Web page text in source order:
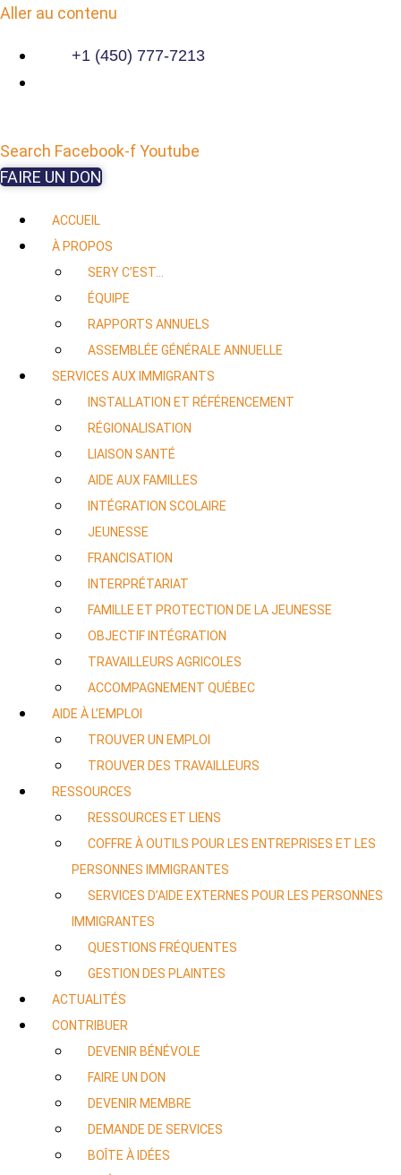
Aller au contenu
+1 (450) 777-7213
Search Facebook-fYoutube
FAIRE UN DON
ACCUEIL
À PROPOS
SERY C’EST…
ÉQUIPE
RAPPORTS ANNUELS
ASSEMBLÉE GÉNÉRALE ANNUELLE
SERVICES AUX IMMIGRANTS
INSTALLATION ET RÉFÉRENCEMENT
RÉGIONALISATION
LIAISON SANTÉ
AIDE AUX FAMILLES
INTÉGRATION SCOLAIRE
JEUNESSE
FRANCISATION
INTERPRÉTARIAT
FAMILLE ET PROTECTION DE LA JEUNESSE
OBJECTIF INTÉGRATION
TRAVAILLEURS AGRICOLES
ACCOMPAGNEMENT QUÉBEC
AIDE À L’EMPLOI
TROUVER UN EMPLOI
TROUVER DES TRAVAILLEURS
RESSOURCES
RESSOURCES ET LIENS
COFFRE À OUTILS POUR LES ENTREPRISES ET LES
PERSONNES IMMIGRANTES
SERVICES D’AIDE EXTERNES POUR LES PERSONNES
IMMIGRANTES
QUESTIONS FRÉQUENTES
GESTION DES PLAINTES
ACTUALITÉS
CONTRIBUER
DEVENIR BÉNÉVOLE
FAIRE UN DON
DEVENIR MEMBRE
DEMANDE DE SERVICES
BOÎTE À IDÉES